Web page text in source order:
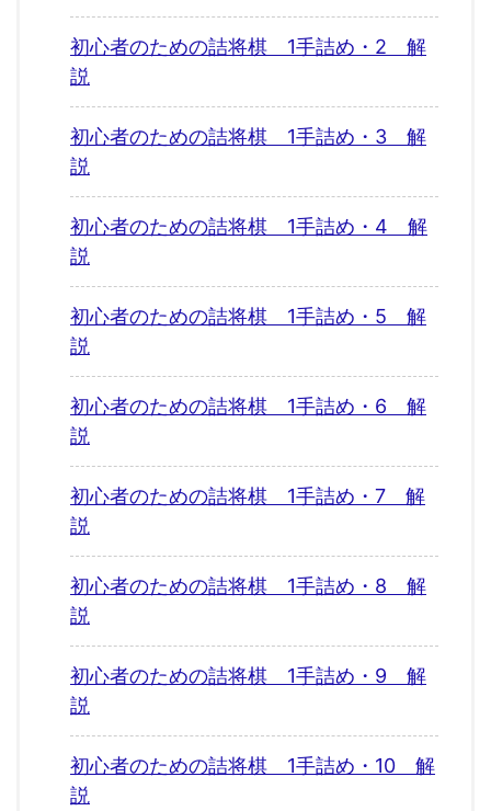
初心者のための詰将棋 1手詰め・2 解
説
初心者のための詰将棋 1手詰め・3 解
説
初心者のための詰将棋 1手詰め・4 解
説
初心者のための詰将棋 1手詰め・5 解
説
初心者のための詰将棋 1手詰め・6 解
説
初心者のための詰将棋 1手詰め・7 解
説
初心者のための詰将棋 1手詰め・8 解
説
初心者のための詰将棋 1手詰め・9 解
説
初心者のための詰将棋 1手詰め・10 解
説